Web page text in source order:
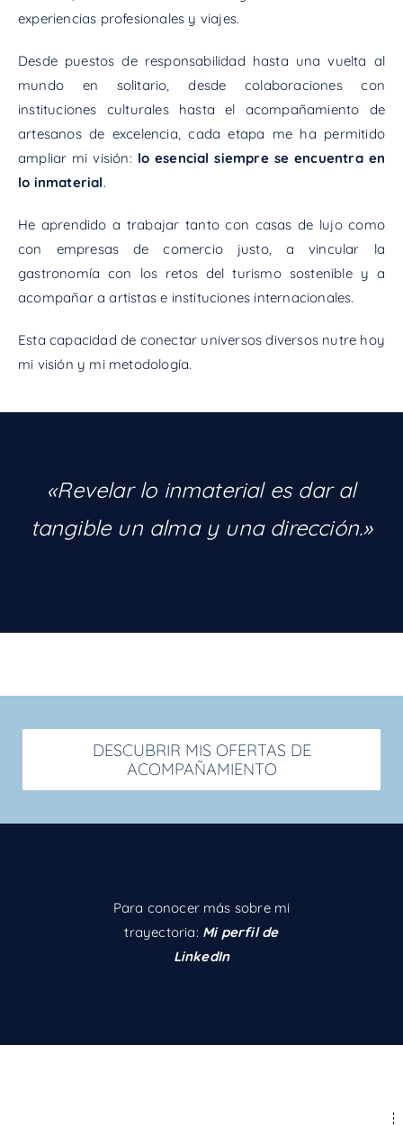
experiencias profesionales y viajes.
Desde puestos de responsabilidad hasta una vuelta al
mundo en solitario, desde colaboraciones con
instituciones culturales hasta el acompañamiento de
artesanos de excelencia, cada etapa me ha permitido
ampliar mi visión: lo esencial siempre se encuentra en
lo inmaterial.
He aprendido a trabajar tanto con casas de lujo como
con empresas de comercio justo, a vincular la
gastronomía con los retos del turismo sostenible y a
acompañar a artistas e instituciones internacionales.
Esta capacidad de conectar universos diversos nutre hoy
mi visión y mi metodología.
«Revelar lo inmaterial es dar al
tangible un alma y una dirección.»
DESCUBRIR MIS OFERTAS DE
ACOMPAÑAMIENTO
Para conocer más sobre mi
trayectoria: Mi perfil de
LinkedIn